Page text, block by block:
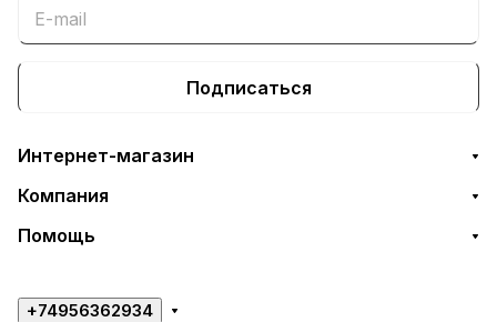
Подписаться
Интернет-магазин
Компания
Помощь
+74956362934